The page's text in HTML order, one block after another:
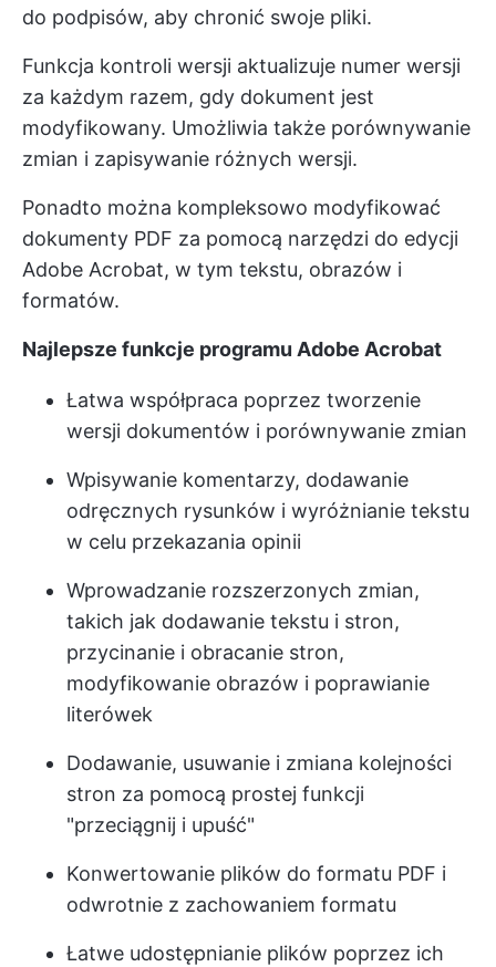
do podpisów, aby chronić swoje pliki.
Funkcja kontroli wersji aktualizuje numer wersji
za każdym razem, gdy dokument jest
modyfikowany. Umożliwia także porównywanie
zmian i zapisywanie różnych wersji.
Ponadto można kompleksowo modyfikować
dokumenty PDF za pomocą narzędzi do edycji
Adobe Acrobat, w tym tekstu, obrazów i
formatów.
Najlepsze funkcje programu Adobe Acrobat
Łatwa współpraca poprzez tworzenie
wersji dokumentów i porównywanie zmian
Wpisywanie komentarzy, dodawanie
odręcznych rysunków i wyróżnianie tekstu
w celu przekazania opinii
Wprowadzanie rozszerzonych zmian,
takich jak dodawanie tekstu i stron,
przycinanie i obracanie stron,
modyfikowanie obrazów i poprawianie
literówek
Dodawanie, usuwanie i zmiana kolejności
stron za pomocą prostej funkcji
"przeciągnij i upuść"
Konwertowanie plików do formatu PDF i
odwrotnie z zachowaniem formatu
Łatwe udostępnianie plików poprzez ich